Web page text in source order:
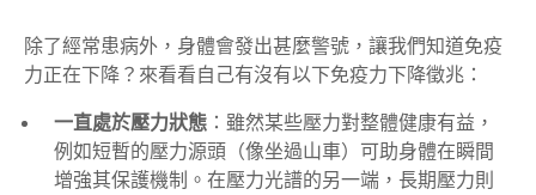
除了經常患病外，身體會發出甚麼警號，讓我們知道免疫
力正在下降？來看看自己有沒有以下免疫力下降徵兆：
一直處於壓力狀態 ：雖然某些壓力對整體健康有益，
例如短暫的壓力源頭（像坐過山車）可助身體在瞬間
增強其保護機制。在壓力光譜的另一端，長期壓力則